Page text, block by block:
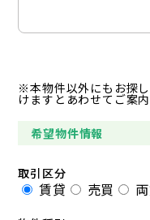
※本物件以外にもお探
けますとあわせてご案内
希望物件情報
取引区分
賃貸 売買